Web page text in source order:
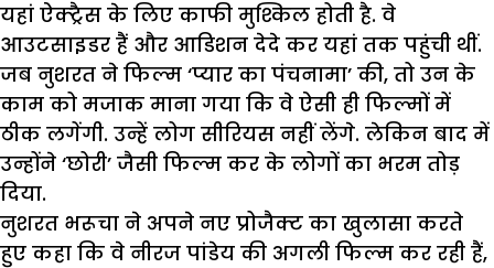
यहां ऐक्ट्रैस के लिए काफी मुश्किल होती है. वे
आउटसाइडर हैं और आडिशन देदे कर यहां तक पहुंची थीं.
जब नुशरत ने फिल्म ‘प्यार का पंचनामा’ की, तो उन के
काम को मजाक माना गया कि वे ऐसी ही फिल्मों में
ठीक लगेंगी. उन्हें लोग सीरियस नहीं लेंगे. लेकिन बाद में
उन्होंने ‘छोरी’ जैसी फिल्म कर के लोगों का भरम तोड़
दिया.
नुशरत भरूचा ने अपने नए प्रोजैक्ट का खुलासा करते
हुए कहा कि वे नीरज पांडेय की अगली फिल्म कर रही हैं,